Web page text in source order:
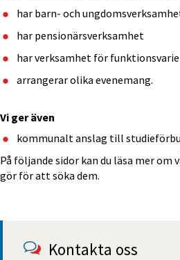
har barn- och
har pensionärsverksamhet
har verksamhet för
arrangerar olika evenemang.
Vi ger även
kommunalt anslag till
På följande sidor kan du läsa mer om
gör för att söka dem.
Kontakta oss